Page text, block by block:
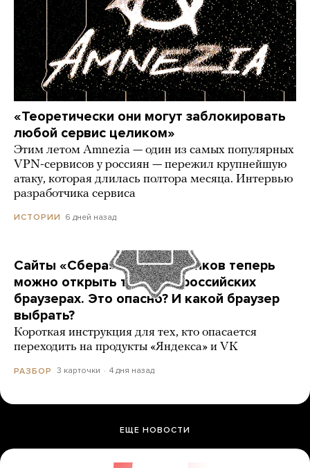
«Теоретически они могут заблокировать
любой сервис целиком»
Этим летом Amnezia — один из самых популярных
VPN-сервисов у россиян — пережил крупнейшую
атаку, которая длилась полтора месяца. Интервью
разработчика сервиса
ИСТОРИИ 6 дней назад
Сайты «Сбера» и других банков теперь
можно открыть только в российских
браузерах. Это опасно? И какой браузер
выбрать?
Короткая инструкция для тех, кто опасается
переходить на продукты «Яндекса» и VK
РАЗБОР 3 карточки 4 дня назад
ЕЩЕ НОВОСТИ